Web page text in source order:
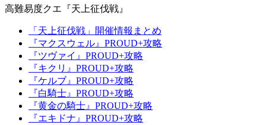
高難易度クエ『天上征伐戦』
「天上征伐戦」開催情報まとめ
『マクスウェル』PROUD+攻略
『ツヴァイ』PROUD+攻略
『キクリ』PROUD+攻略
『ケルブ』PROUD+攻略
『白騎士』PROUD+攻略
『黄金の騎士』PROUD+攻略
『エキドナ』PROUD+攻略